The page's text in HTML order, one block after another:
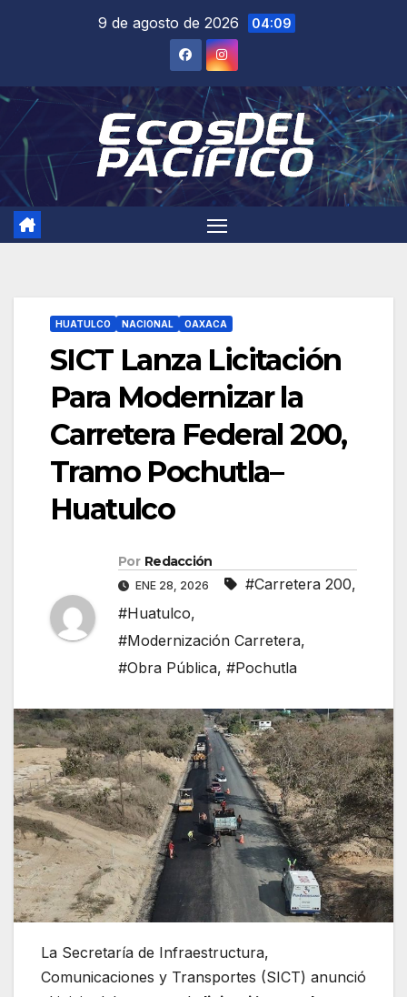
9 de agosto de 2026 04:09
HUATULCO NACIONAL OAXACA
SICT Lanza Licitación
Para Modernizar la
Carretera Federal 200,
Tramo Pochutla–
Huatulco
Por Redacción
ENE 28, 2026 #Carretera 200,
#Huatulco,
#Modernización Carretera,
#Obra Pública, #Pochutla
La Secretaría de Infraestructura,
Comunicaciones y Transportes (SICT) anunció